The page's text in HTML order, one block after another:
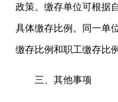
政策。缴存单位可根据
具体缴存比例。同一单
缴存比例和职工缴存比
三、其他事项